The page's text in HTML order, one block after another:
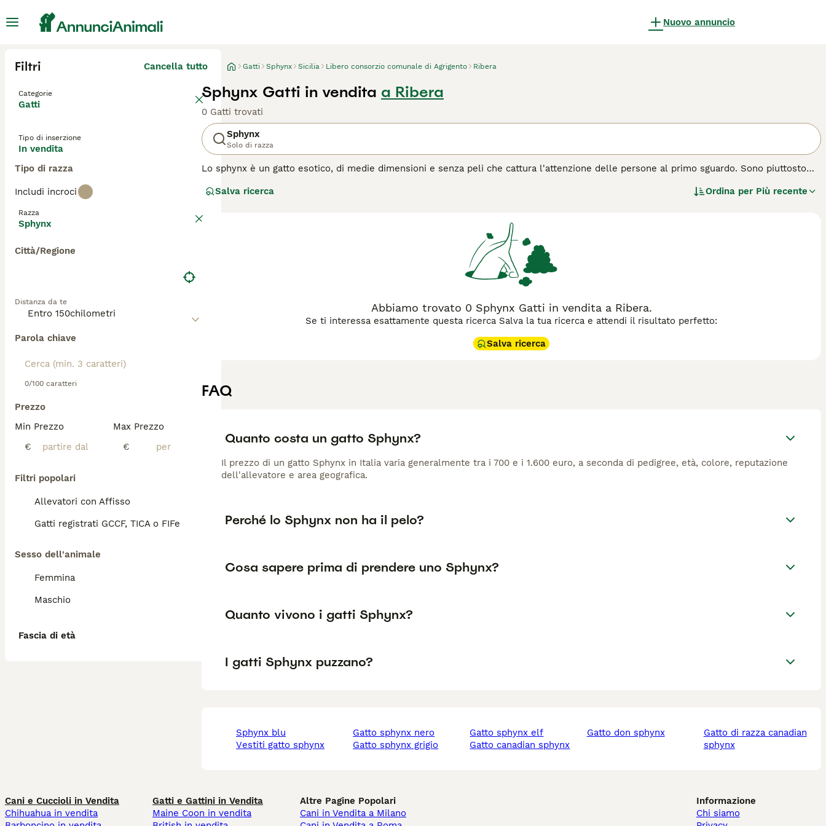
Nuovo annuncio
Filtri Cancella tutto
Categorie
Gatti
Tipo di inserzione
In vendita
Tipo di razza
Includi incroci
Razza
Sphynx
Città/Regione
Distanza da te
Parola chiave
0/100 caratteri
Prezzo
Min Prezzo
€
Max Prezzo
€
Filtri popolari
Allevatori con Affisso
Gatti registrati GCCF, TICA o FIFe
Sesso dell'animale
Femmina
Maschio
Fascia di età
Gatti Sphynx Sicilia Libero consorzio comunale di Agrigento Ribera
Sphynx Gatti in vendita a Ribera
0 Gatti trovati
Sphynx
Solo di razza
Lo sphynx è un gatto esotico, di medie dimensioni e senza peli che cattura l'attenzione delle persone al primo sguardo. Sono piuttosto
anni, lo sphynx si è guadagnato un grande seguito in tutto il mondo grazie all'aspetto inconsueto e alla personalità adorabile e fedele.
Leggi la
Salva ricerca Ordina per Più recente
Abbiamo trovato 0 Sphynx Gatti in vendita a Ribera.
Se ti interessa esattamente questa ricerca Salva la tua ricerca e attendi il risultato perfetto:
Salva ricerca
FAQ
Quanto costa un gatto Sphynx?
Il prezzo di un gatto Sphynx in Italia varia generalmente tra i 700 e i 1.600 euro, a seconda di pedigree, età, colore, reputazione
dell'allevatore e area geografica.
Perché lo Sphynx non ha il pelo?
Cosa sapere prima di prendere uno Sphynx?
Quanto vivono i gatti Sphynx?
I gatti Sphynx puzzano?
sphynx blu
vestiti gatto sphynx
gatto sphynx nero
gatto sphynx grigio
gatto sphynx elf
gatto canadian sphynx
gatto don sphynx
gatto di razza canadian
sphynx
Cani e Cuccioli in Vendita
Chihuahua in vendita
Gatti e Gattini in Vendita
Maine Coon in vendita
Altre Pagine Popolari
Cani in Vendita a Milano
Informazione
Chi siamo